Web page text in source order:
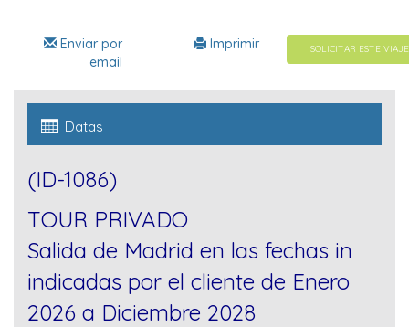
SOLICITAR ESTE VIAJE
Imprimir
Enviar por
email
Datas
(ID-1086)
TOUR PRIVADO
Salida de Madrid en las fechas in
indicadas por el cliente de Enero
2026 a Diciembre 2028